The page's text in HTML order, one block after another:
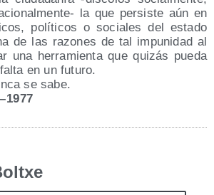
la que per­sis­te aún en
polí­ti­cos o socia­les del esta­do
de las razo­nes de tal impu­ni­dad al
una herra­mien­ta que qui­zás pue­da
en un futuro.
se sabe.
1977